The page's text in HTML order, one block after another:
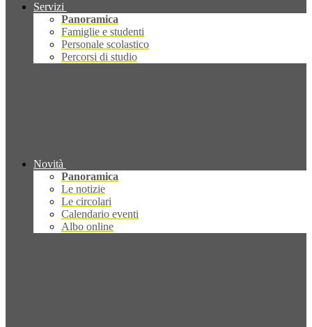
Servizi
Panoramica
Famiglie e studenti
Personale scolastico
Percorsi di studio
Novità
Panoramica
Le notizie
Le circolari
Calendario eventi
Albo online